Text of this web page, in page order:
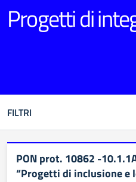
Progetti di
FILTRI
PON prot. 10862 -
“Progetti di inclusione e